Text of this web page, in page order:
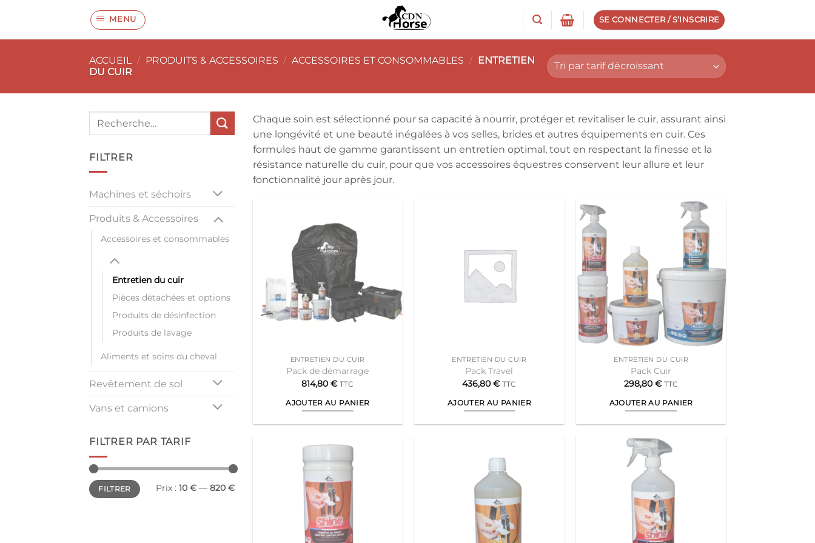
contenu
MENU SE CONNECTER / S’INSCRIRE
ACCUEIL / PRODUITS & ACCESSOIRES / ACCESSOIRES ET CONSOMMABLES / ENTRETIEN
DU CUIR
Recherche
FILTRER
Machines et séchoirs
Produits & Accessoires
Accessoires et consommables
Entretien du cuir
Pièces détachées et options
Produits de désinfection
Produits de lavage
Aliments et soins du cheval
Revêtement de sol
Vans et camions
FILTRER PAR TARIF
Prix
min
Prix
maxFILTRER Prix : 10 € — 820 €
Chaque soin est sélectionné pour sa capacité à nourrir, protéger et revitaliser le cuir, assurant ainsi
une longévité et une beauté inégalées à vos selles, brides et autres équipements en cuir. Ces
formules haut de gamme garantissent un entretien optimal, tout en respectant la finesse et la
résistance naturelle du cuir, pour que vos accessoires équestres conservent leur allure et leur
fonctionnalité jour après jour.
ENTRETIEN DU CUIR
Pack de démarrage
814,80€ TTC
AJOUTER AU PANIER
ENTRETIEN DU CUIR
Pack Travel
436,80€ TTC
AJOUTER AU PANIER
ENTRETIEN DU CUIR
Pack Cuir
298,80€ TTC
AJOUTER AU PANIER